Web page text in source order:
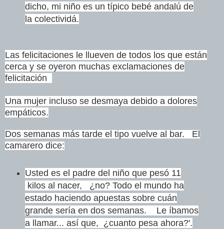
dicho, mi niño es un típico bebé andalú de
la colectividá.
Las felicitaciones le llueven de todos los que están
cerca y se oyeron muchas exclamaciones de
felicitación
Una mujer incluso se desmaya debido a dolores
empáticos.
Dos semanas más tarde el tipo vuelve al bar. El
camarero dice:
Usted es el padre del niño que pesó 11
kilos al nacer,
¿no? Todo el mundo ha
estado haciendo apuestas sobre cuán
grande sería en dos semanas. Le íbamos
a llamar... así que, ¿cuanto pesa ahora?'.